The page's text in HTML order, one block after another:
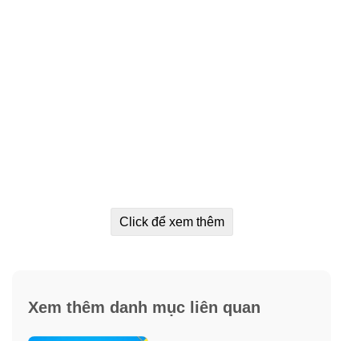
Click để xem thêm
Xem thêm danh mục liên quan